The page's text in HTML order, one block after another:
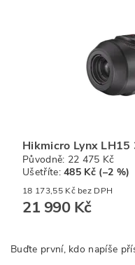
Hikmicro Lynx LH15
Původně: 22 475 Kč
Ušetříte:485 Kč (–2 %)
18 173,55 Kč bez DPH
21 990 Kč
Buďte první, kdo napíše